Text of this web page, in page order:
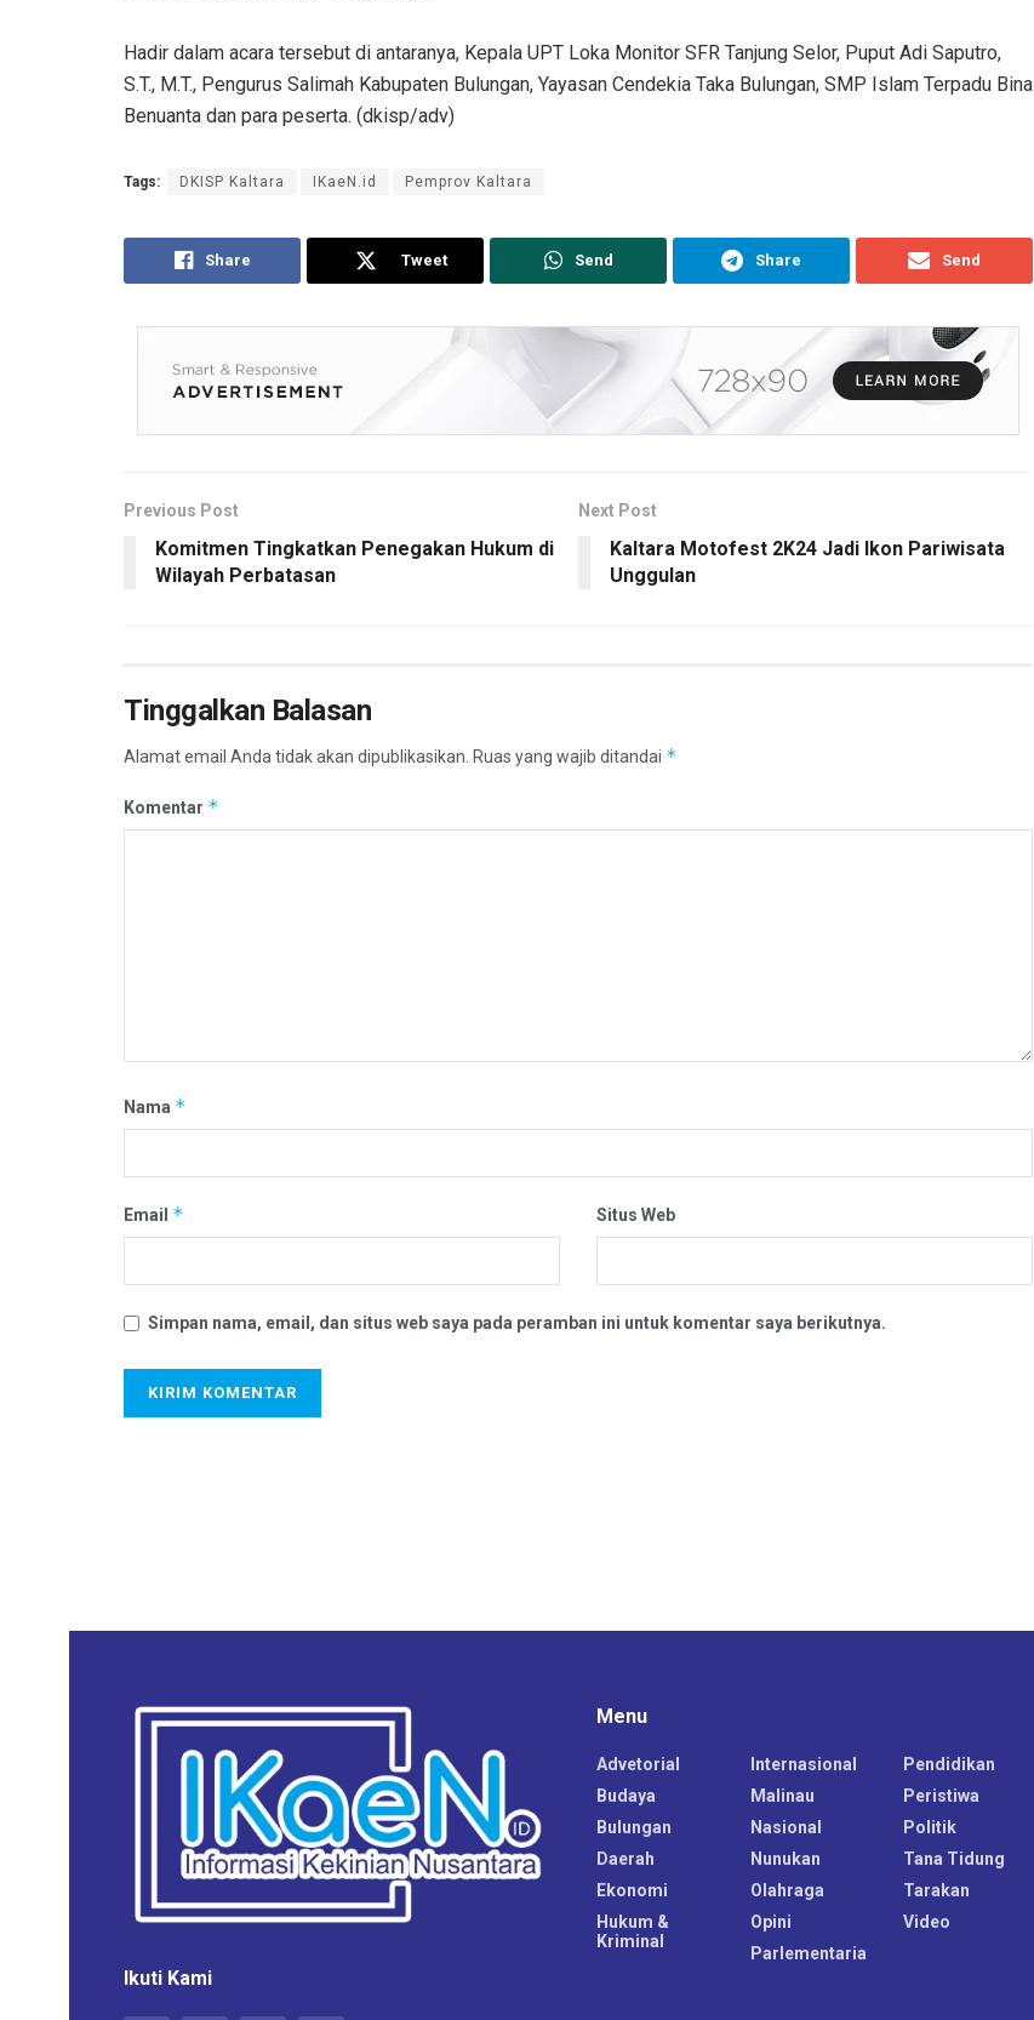
Hadir dalam acara tersebut di antaranya, Kepala UPT Loka Monitor SFR Tanjung Selor, Puput Adi Saputro,
S.T., M.T., Pengurus Salimah Kabupaten Bulungan, Yayasan Cendekia Taka Bulungan, SMP Islam Terpadu Bina
Benuanta dan para peserta. (dkisp/adv)
Tags: DKISP Kaltara IKaeN.id Pemprov Kaltara
Share Tweet Send Share Send
Previous Post
Komitmen Tingkatkan Penegakan Hukum di
Wilayah Perbatasan
Next Post
Kaltara Motofest 2K24 Jadi Ikon Pariwisata
Unggulan
Tinggalkan Balasan
Alamat email Anda tidak akan dipublikasikan. Ruas yang wajib ditandai *
Komentar *
Nama *
Email * Situs Web
Simpan nama, email, dan situs web saya pada peramban ini untuk komentar saya berikutnya.
Ikuti Kami
Menu
Advetorial
Budaya
Bulungan
Daerah
Ekonomi
Hukum &
Kriminal
Internasional
Malinau
Nasional
Nunukan
Olahraga
Opini
Parlementaria
Pendidikan
Peristiwa
Politik
Tana Tidung
Tarakan
Video